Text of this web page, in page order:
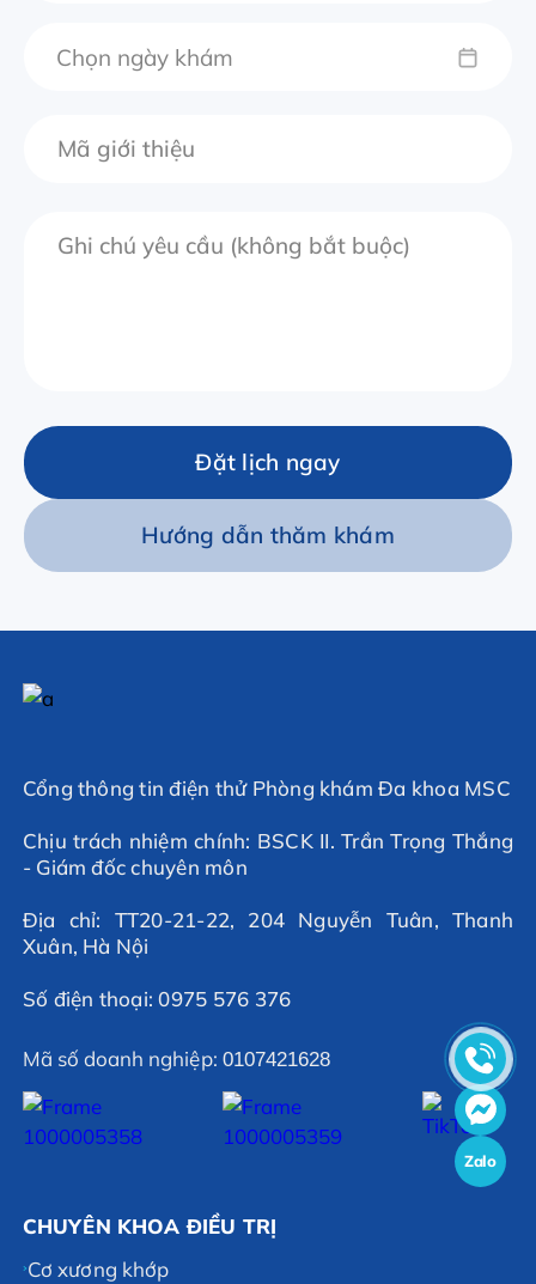
Chọn ngày khám
Đặt lịch ngay
Hướng dẫn thăm khám
Cổng thông tin điện thử Phòng khám Đa khoa MSC
Chịu trách nhiệm chính: BSCK II. Trần Trọng Thắng
- Giám đốc chuyên môn
Địa chỉ: TT20-21-22, 204 Nguyễn Tuân, Thanh
Xuân, Hà Nội
Số điện thoại: 0975 576 376
Mã số doanh nghiệp: 0107421628
CHUYÊN KHOA ĐIỀU TRỊ
Cơ xương khớp
Zalo